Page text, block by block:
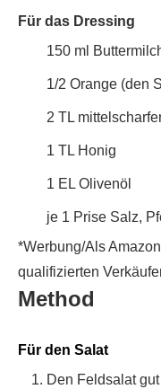
Für das Dressing
150 ml
1/2 Orange (den
2 TL
1 TL Honig
1 EL Olivenöl
je 1 Prise Salz,
*Werbung/Als Amazon-Partner verdiene ich an
qualifizierten
Method
Für den Salat
Den Feldsalat